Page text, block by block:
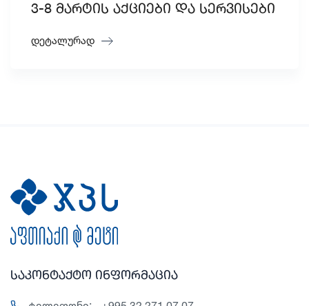
3-8 მარტის აქციები და სერვისები
დეტალურად
საკონტაქტო ინფორმაცია